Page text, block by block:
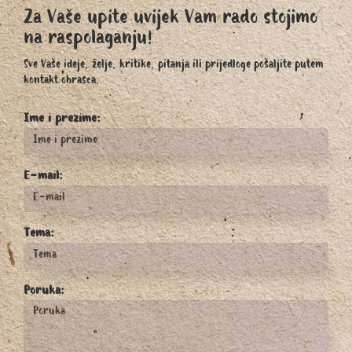
Za Vaše upite uvijek Vam rado stojimo
na raspolaganju!
Sve Vaše ideje, želje, kritike, pitanja ili prijedloge pošaljite putem
kontakt obrasca.
Ime i prezime:
E-mail:
Tema:
Poruka: